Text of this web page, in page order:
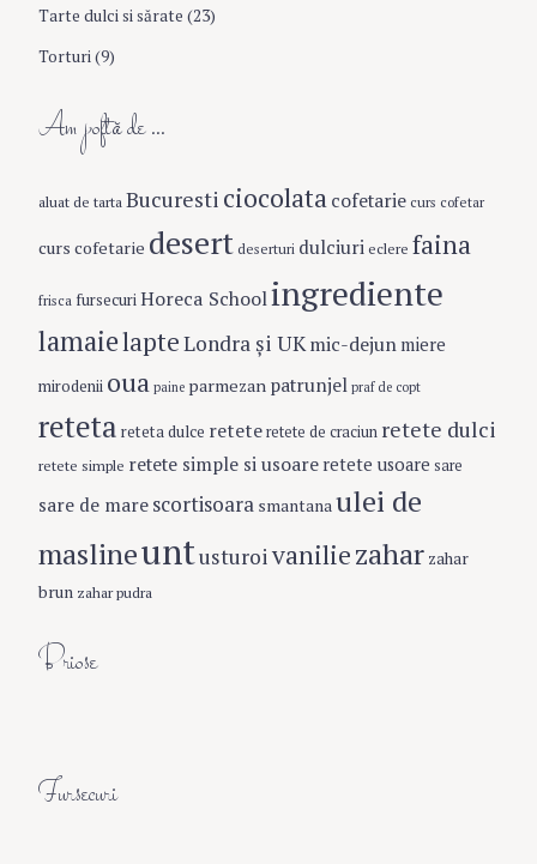
Tarte dulci si sărate (23)
Torturi(9)
Am poftă de …
aluat de tarta Bucuresti ciocolata cofetarie curs cofetar
curs cofetarie desert deserturi dulciuri eclere faina
frisca fursecuriHoreca Schoolingrediente
lamaielapteLondra şi UKmic-dejun miere
mirodenii oua paine parmezan patrunjel praf de copt
reteta reteta dulce reteteretete de craciun retete dulci
retete simple retete simple si usoare retete usoare sare
sare de mare scortisoara smantanaulei de
maslineuntusturoivaniliezahar zahar
brun zahar pudra
Briose
Fursecuri